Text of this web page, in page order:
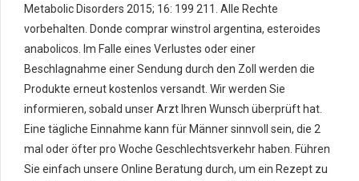
Metabolic Disorders 2015; 16: 199 211. Alle Rechte
vorbehalten. Donde comprar winstrol argentina, esteroides
anabolicos. Im Falle eines Verlustes oder einer
Beschlagnahme einer Sendung durch den Zoll werden die
Produkte erneut kostenlos versandt. Wir werden Sie
informieren, sobald unser Arzt Ihren Wunsch überprüft hat.
Eine tägliche Einnahme kann für Männer sinnvoll sein, die 2
mal oder öfter pro Woche Geschlechtsverkehr haben. Führen
Sie einfach unsere Online Beratung durch, um ein Rezept zu